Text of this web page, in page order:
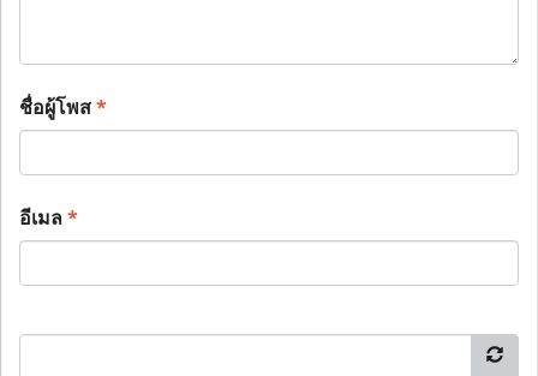
ชื่อผู้โพส*
อีเมล*